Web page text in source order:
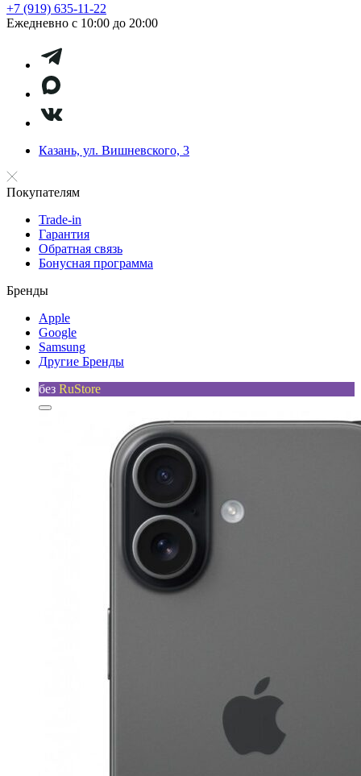
+7 (919) 635-11-22
Ежедневно с 10:00 до 20:00
Казань, ул. Вишневского, 3
Покупателям
Trade-in
Гарантия
Обратная связь
Бонусная программа
Бренды
Apple
Google
Samsung
Другие Бренды
без RuStore